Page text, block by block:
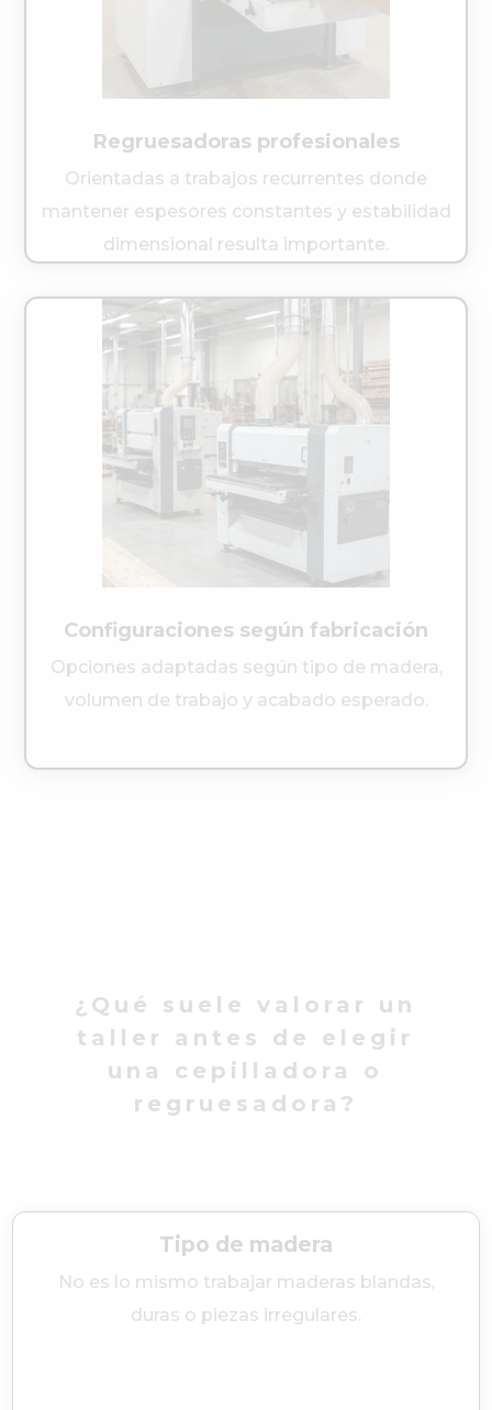
Regruesadoras profesionales
Orientadas a trabajos recurrentes donde
mantener espesores constantes y estabilidad
dimensional resulta importante.
Configuraciones según fabricación
Opciones adaptadas según tipo de madera,
volumen de trabajo y acabado esperado.
¿Qué suele valorar un
taller antes de elegir
una cepilladora o
regruesadora?
Tipo de madera
No es lo mismo trabajar maderas blandas,
duras o piezas irregulares.